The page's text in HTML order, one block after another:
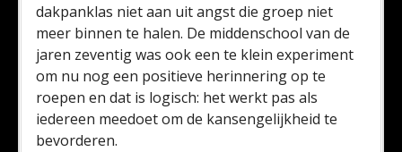
dakpanklas niet aan uit angst die groep niet
meer binnen te halen. De middenschool van de
jaren zeventig was ook een te klein experiment
om nu nog een positieve herinnering op te
roepen en dat is logisch: het werkt pas als
iedereen meedoet om de kansengelijkheid te
bevorderen.